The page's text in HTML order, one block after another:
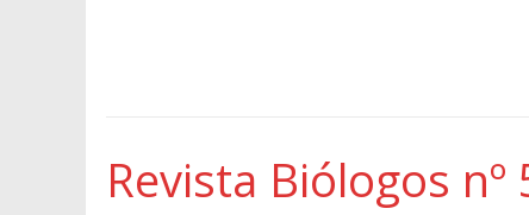
Revista Biólogos